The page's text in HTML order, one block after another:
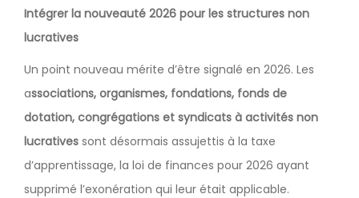
Intégrer la nouveauté 2026 pour les structures non
lucratives
Un point nouveau mérite d’être signalé en 2026. Les
associations, organismes, fondations, fonds de
dotation, congrégations et syndicats à activités non
lucratives sont désormais assujettis à la taxe
d’apprentissage, la loi de finances pour 2026 ayant
supprimé l’exonération qui leur était applicable.